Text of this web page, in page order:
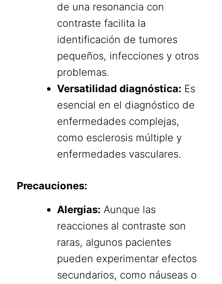
de una resonancia con
contraste facilita la
identificación de tumores
pequeños, infecciones y otros
problemas.
Versatilidad diagnóstica: Es
esencial en el diagnóstico de
enfermedades complejas,
como esclerosis múltiple y
enfermedades vasculares.
Precauciones:
Alergias: Aunque las
reacciones al contraste son
raras, algunos pacientes
pueden experimentar efectos
secundarios, como náuseas o